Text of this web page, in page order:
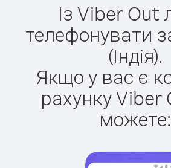
Із Viber Out
телефонувати
(Індія).
Якщо у вас є
рахунку Viber
можете: